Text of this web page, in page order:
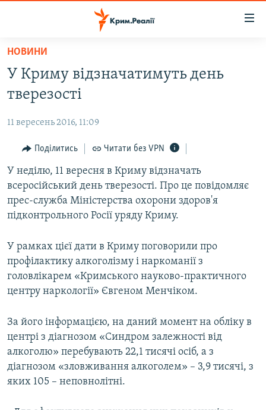
Перейти
основного
матеріалу
Перейти
до
навігації
Перейти
до
пошуку
ВОДА.КРИМ
ВІДЕО ТА ФОТО
ПОЛІТИКА
БЛОГИ
ПОГЛЯД
ІНТЕРВ'Ю
ВСЕ ЗА ДЕНЬ
ДЕПОРТАЦІЯ
ВІДЕОУРОКИ «ELIFBE»
СВІДЧЕННЯ ОКУПАЦІЇ
УКРАЇНСЬКА ПРОБЛЕМА КРИМУ
ІНФОГРАФІКА
ЯК ОБІЙТИ БЛОКУВАННЯ
Русский
ДОЛУЧАЙСЯ!
НОВИНИ
У Криму відзначатимуть день
тверезості
11 вересень 2016, 11:09
Поділитись Читати без VPN
У неділю, 11 вересня в Криму відзначать
всеросійський день тверезості. Про це повідомляє
прес-служба Міністерства охорони здоров'я
підконтрольного Росії уряду Криму.
У рамках цієї дати в Криму поговорили про
профілактику алкоголізму і наркоманії з
головлікарем «Кримського науково-практичного
центру наркології» Євгеном Менчіком.
За його інформацією, на даний момент на обліку в
центрі з діагнозом «Синдром залежності від
алкоголю» перебувають 22,1 тисячі осіб, а з
діагнозом «зловживання алкоголем» – 3,9 тисячі, з
яких 105 – неповнолітні.